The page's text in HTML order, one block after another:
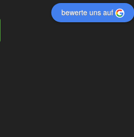
bewerte uns auf